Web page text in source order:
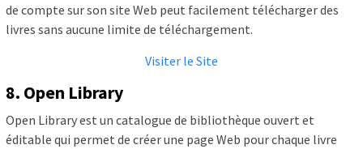
de compte sur son site Web peut facilement télécharger des
livres sans aucune limite de téléchargement.
Visiter le Site
8. Open Library
Open Library est un catalogue de bibliothèque ouvert et
éditable qui permet de créer une page Web pour chaque livre